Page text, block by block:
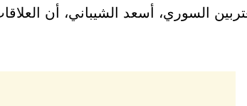
السوري، أسعد الشيباني، أن